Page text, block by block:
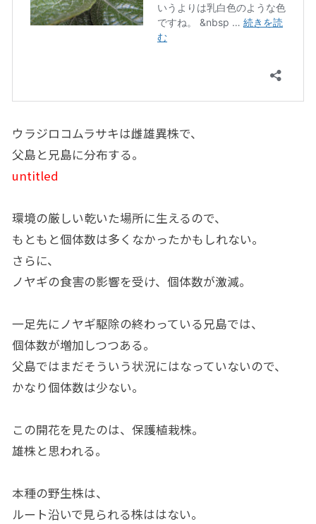
ウラジロコムラサキは雌雄異株で、
父島と兄島に分布する。
untitled
環境の厳しい乾いた場所に生えるので、
もともと個体数は多くなかったかもしれない。
さらに、
ノヤギの食害の影響を受け、個体数が激減。
一足先にノヤギ駆除の終わっている兄島では、
個体数が増加しつつある。
父島ではまだそういう状況にはなっていないので、
かなり個体数は少ない。
この開花を見たのは、保護植栽株。
雄株と思われる。
本種の野生株は、
ルート沿いで見られる株ははない。